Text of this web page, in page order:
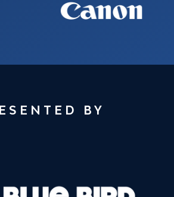
BY